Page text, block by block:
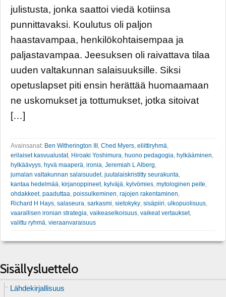
julistusta, jonka saattoi viedä kotiinsa
punnittavaksi. Koulutus oli paljon
haastavampaa, henkilökohtaisempaa ja
paljastavampaa. Jeesuksen oli raivattava tilaa
uuden valtakunnan salaisuuksille. Siksi
opetuslapset piti ensin herättää huomaamaan
ne uskomukset ja tottumukset, jotka sitoivat
[…]
Avainsanat: Ben Witherington III Ched Myers eliittiryhmä
erilaiset kasvualustat, Hiroaki Yoshimura huono pedagogia hylkääminen
hylkäävyys hyvä maaperä ironia Jeremiah L Alberg
jumalan valtakunnan salaisuudet, juutalaiskristitty seurakunta
kantaa hedelmää kirjanoppineet, kylväjä kylvömies mytologinen peite
ohdakkeet, paaduttaa poissulkeminen rajojen rakentaminen
Richard H Hays salaseura sarkasmi sietokyky sisäpiiri ulkopuolisuus
vaarallisen ironian strategia vaikeaselkoisuus vaikeat vertaukset,
valittu ryhmä vieraanvaraisuus
Sisällysluettelo
Lähdekirjallisuus